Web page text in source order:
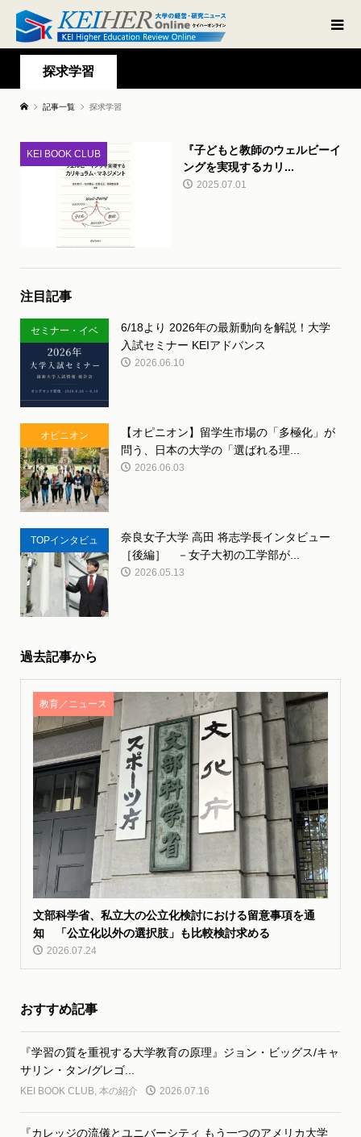
探求学習
記事一覧 探求学習
KEI BOOK CLUB
『子どもと教師のウェルビーイ
ングを実現するカリ...
2025.07.01
注目記事
セミナー・イベ
ント
6/18より 2026年の最新動向を解説！大学
入試セミナー KEIアドバンス
2026.06.10
オピニオン
【オピニオン】留学生市場の「多極化」が
問う、日本の大学の「選ばれる理...
2026.06.03
TOPインタビュ
ー
奈良女子大学 高田 将志学長インタビュー
［後編］ －女子大初の工学部が...
2026.05.13
過去記事から
教育／ニュース
文部科学省、私立大の公立化検討における留意事項を通
知 「公立化以外の選択肢」も比較検討求める
2026.07.24
おすすめ記事
『学習の質を重視する大学教育の原理』ジョン・ビッグス/キャ
サリン・タン/グレゴ...
KEI BOOK CLUB, 本の紹介 2026.07.16
『カレッジの流儀とユニバーシティ もう一つのアメリカ大学